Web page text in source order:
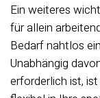
Ein weiteres
für allein
Bedarf nahtlos
Unabhängig
erforderlich ist,